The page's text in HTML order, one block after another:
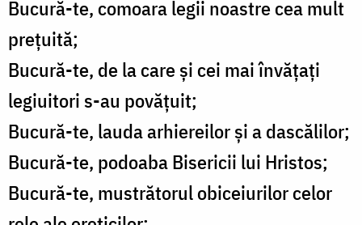
Bucură-te, comoara legii noastre cea mult
prețuită;
Bucură-te, de la care și cei mai învățați
legiuitori s-au povățuit;
Bucură-te, lauda arhiereilor și a dascălilor;
Bucură-te, podoaba Bisericii lui Hristos;
Bucură-te, mustrătorul obiceiurilor celor